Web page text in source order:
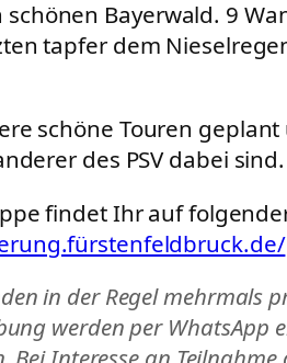
Bayerwald. 9
tapfer dem
schöne Touren
des PSV dabei sind.
findet Ihr auf
in der Regel mehrmals
werden per WhatsApp